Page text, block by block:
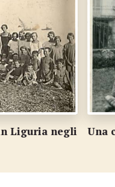
Liguria negli
Una